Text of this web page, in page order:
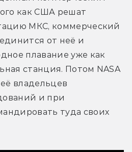
как США решат
МКС, коммерческий
от неё и
плавание уже как
станция. Потом NASA
владельцев
и при
туда своих